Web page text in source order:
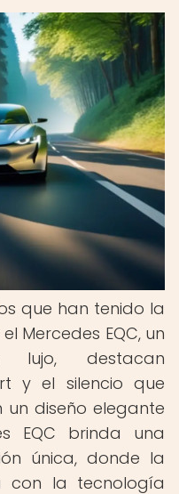
que han tenido la
Mercedes EQC, un
lujo, destacan
y el silencio que
un diseño elegante
EQC brinda una
única, donde la
con la tecnología